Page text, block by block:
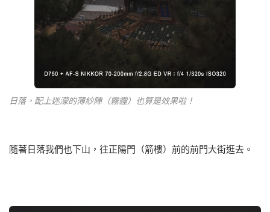
日落，配上迷濛的薄紗陣（霧霾）也算是效果啦！
隨著日落我們也下山，往正陽門（箭樓）前的前門大街逛去。